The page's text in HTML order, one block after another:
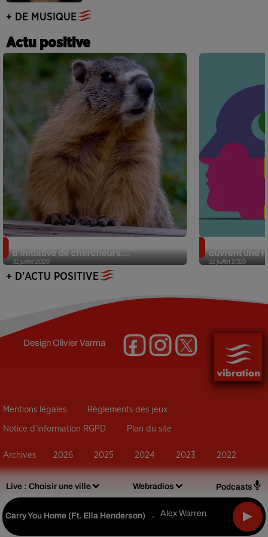
Live : Choisir une ville Webradios Podcasts
Carry You Home (ft. Ella Henderson) - Alex Warren
+ DE MUSIQUE
Actu positive
31 juillet 2026
d’initiative de chercheurs...
31 juillet 2026
ouvrent une
+ D'ACTU POSITIVE
DesignOlivier Varma
Mentions légales Règlements des jeux
Notice d’information RGPD Plan du site
Archives 2026 2025 2024 2023 2022